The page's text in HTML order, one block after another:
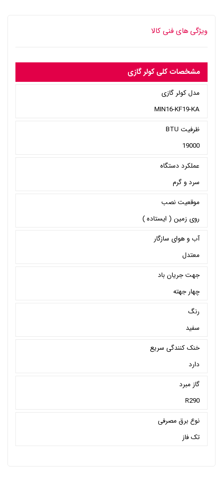
ویژگی های فنی کالا
مشخصات کلی کولر گازی
مدل کولر گازی
MIN16-KF19-KA
ظرفیت BTU
19000
عملکرد دستگاه
سرد و گرم
موقعیت نصب
روی زمین ( ایستاده )
آب و هوای سازگار
معتدل
جهت جریان باد
چهار جهته
رنگ
سفید
خنک کنندگی سریع
دارد
گاز مبرد
R290
نوع برق مصرفی
تک فاز